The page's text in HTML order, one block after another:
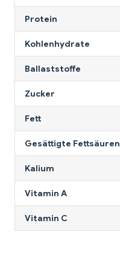
Protein
Kohlenhydrate
Ballaststoffe
Zucker
Fett
Gesättigte Fettsäuren
Kalium
Vitamin A
Vitamin C